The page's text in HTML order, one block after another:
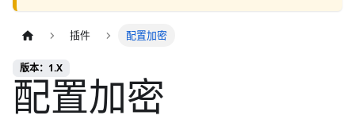
插件 配置加密
版本：1.X
配置加密